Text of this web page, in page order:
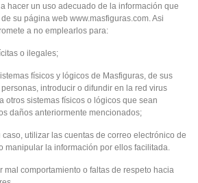
hacer un uso adecuado de la información que
su página web www.masfiguras.com. Asi
a no emplearlos para:
o ilegales;
físicos y lógicos de Masfiguras, de sus
introducir o difundir en la red virus
otros sistemas físicos o lógicos que sean
daños anteriormente mencionados;
caso, utilizar las cuentas de correo electrónico de
manipular la información por ellos facilitada.
mal comportamiento o faltas de respeto hacia